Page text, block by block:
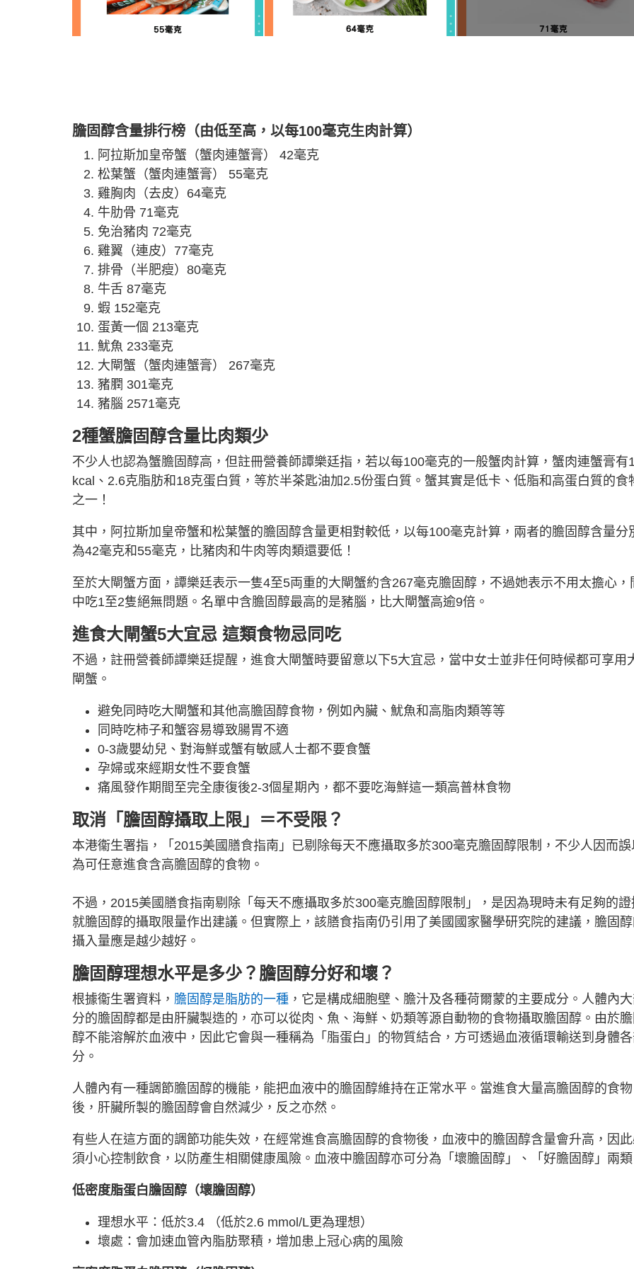
膽固醇含量排行榜（由低至高，以每100毫克生肉計算）
阿拉斯加皇帝蟹（蟹肉連蟹膏） 42毫克
松葉蟹（蟹肉連蟹膏） 55毫克
雞胸肉（去皮）64毫克
牛肋骨 71毫克
免治豬肉 72毫克
雞翼（連皮）77毫克
排骨（半肥瘦）80毫克
牛舌 87毫克
蝦 152毫克
蛋黃一個 213毫克
魷魚 233毫克
大閘蟹（蟹肉連蟹膏） 267毫克
豬膶 301毫克
豬腦 2571毫克
2種蟹膽固醇含量比肉類少
不少人也認為蟹膽固醇高，但註冊營養師譚樂廷指，若以每100毫克的一般蟹肉計算，蟹肉連蟹膏有
kcal、2.6克脂肪和18克蛋白質，等於半茶匙油加2.5份蛋白質。蟹其實是低卡、低脂和高蛋白質的食
之一！
其中，阿拉斯加皇帝蟹和松葉蟹的膽固醇含量更相對較低，以每100毫克計算，兩者的膽固醇含量分
為42毫克和55毫克，比豬肉和牛肉等肉類還要低！
至於大閘蟹方面，譚樂廷表示一隻4至5両重的大閘蟹約含267毫克膽固醇，不過她表示不用太擔心，
中吃1至2隻絕無問題。名單中含膽固醇最高的是豬腦，比大閘蟹高逾9倍。
進食大閘蟹5大宜忌 這類食物忌同吃
不過，註冊營養師譚樂廷提醒，進食大閘蟹時要留意以下5大宜忌，當中女士並非任何時候都可享用
閘蟹。
避免同時吃大閘蟹和其他高膽固醇食物，例如內臟、魷魚和高脂肉類等等
同時吃柿子和蟹容易導致腸胃不適
0-3歲嬰幼兒、對海鮮或蟹有敏感人士都不要食蟹
孕婦或來經期女性不要食蟹
痛風發作期間至完全康復後2-3個星期內，都不要吃海鮮這一類高普林食物
取消「膽固醇攝取上限」＝不受限？
本港衞生署指，「2015美國膳食指南」已剔除每天不應攝取多於300毫克膽固醇限制，不少人因而誤
為可任意進食含高膽固醇的食物。
不過，2015美國膳食指南剔除「每天不應攝取多於300毫克膽固醇限制」，是因為現時未有足夠的證
就膽固醇的攝取限量作出建議。但實際上，該膳食指南仍引用了美國國家醫學研究院的建議，膽固
攝入量應是越少越好。
膽固醇理想水平是多少？ 膽固醇分好和壞？
根據衞生署資料， 膽固醇是脂肪的一種 ，它是構成細胞壁、膽汁及各種荷爾蒙的主要成分。人體內
分的膽固醇都是由肝臟製造的，亦可以從肉、魚、海鮮、奶類等源自動物的食物攝取膽固醇。由於膽
醇不能溶解於血液中，因此它會與一種稱為「脂蛋白」的物質結合，方可透過血液循環輸送到身體
分。
人體內有一種調節膽固醇的機能，能把血液中的膽固醇維持在正常水平。當進食大量高膽固醇的食物
後，肝臟所製的膽固醇會自然減少，反之亦然。
有些人在這方面的調節功能失效，在經常進食高膽固醇的食物後，血液中的膽固醇含量會升高，因
須小心控制飲食，以防產生相關健康風險。血液中膽固醇亦可分為「壞膽固醇」、「好膽固醇」兩類
低密度脂蛋白膽固醇（壞膽固醇）
理想水平：低於3.4 （低於2.6 mmol/L更為理想）
壞處：會加速血管內脂肪聚積，增加患上冠心病的風險